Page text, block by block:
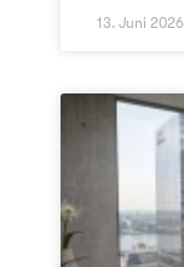
13. Juni 2026